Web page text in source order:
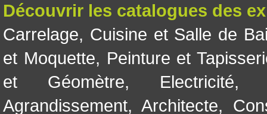
Découvrir les catalogues des
Carrelage, Cuisine et Salle de
et Moquette, Peinture et
et Géomètre, Electricité
Agrandissement, Architecte,